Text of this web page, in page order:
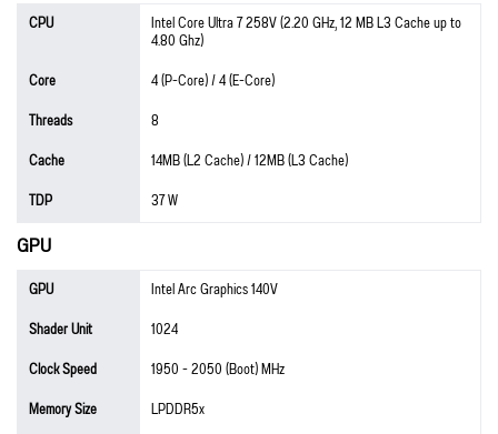
CPU Intel Core Ultra 7 258V (2.20 GHz, 12 MB L3 Cache up to
4.80 Ghz)
Core
4 (P-Core) / 4 (E-Core)
Threads
8
Cache
14MB (L2 Cache) / 12MB (L3 Cache)
TDP
37 W
GPU
GPU
Intel Arc Graphics 140V
Shader Unit
1024
Clock Speed
1950 - 2050 (Boot) MHz
Memory Size
LPDDR5x